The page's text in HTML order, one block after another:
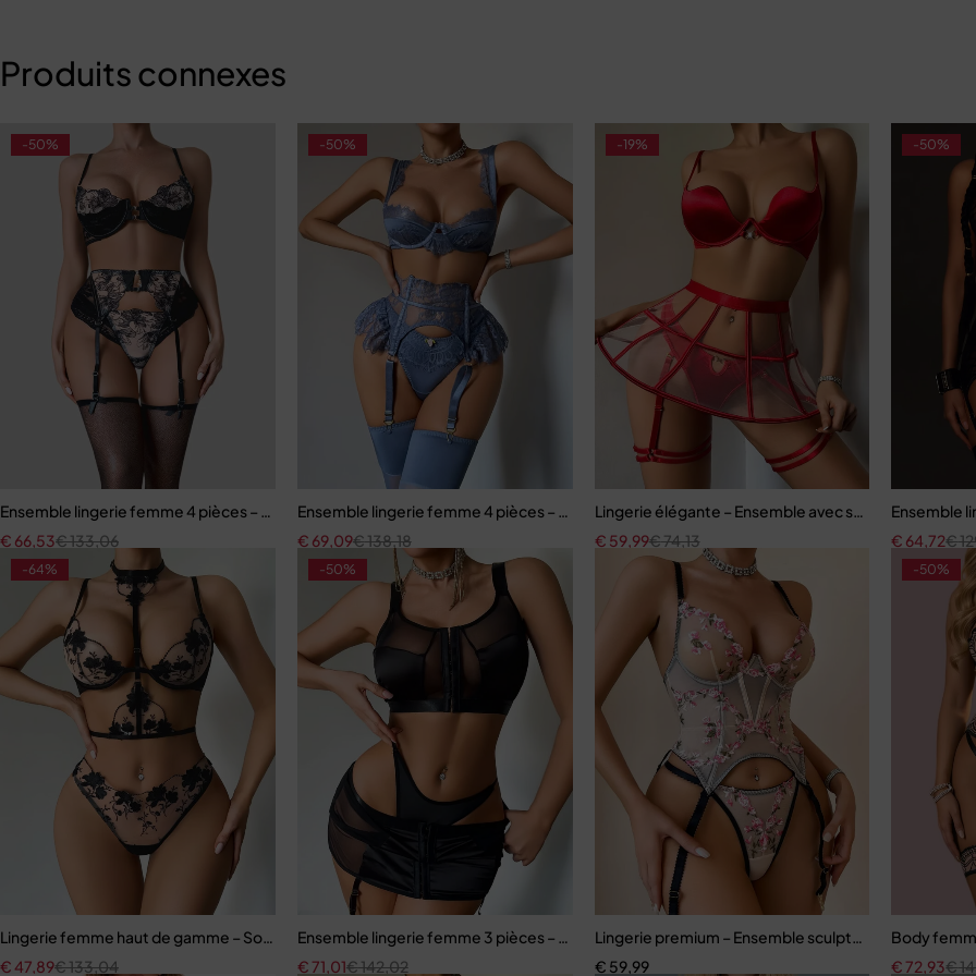
Produits connexes
-50%
Ensemble lingerie femme 4 pièces – Broderie florale contrastée avec soutien-gorge à fermeture avant
€133,06
€ 66,53
-50%
Ensemble lingerie femme 4 pièces – Satin bleu ardoise et dentelle à cils avec jarretelles
€138,18
€ 69,09
-19%
Lingerie élégante – Ensemble avec soutien-gorge à
€74,13
€ 59,99
-50%
Ensemble
€
€ 64,72
-64%
Lingerie femme haut de gamme – Soutien-gorge à armatures et coupe sculptante
€133,04
€ 47,89
-50%
Ensemble lingerie femme 3 pièces – Satin noir avec corset à lacets et jupe assortie
€142,02
€ 71,01
Lingerie premium – Ensemble sculptant en dentelle
€ 59,99
-50%
Body
€
€ 72,93